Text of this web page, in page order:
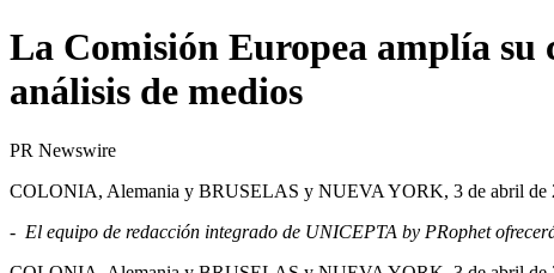
La Comisión Europea amplía
análisis de medios
PR Newswire
COLONIA, Alemania y BRUSELAS y NUEVA YORK, 3 de abril de
- El equipo de redacción integrado de UNICEPTA by PRophet